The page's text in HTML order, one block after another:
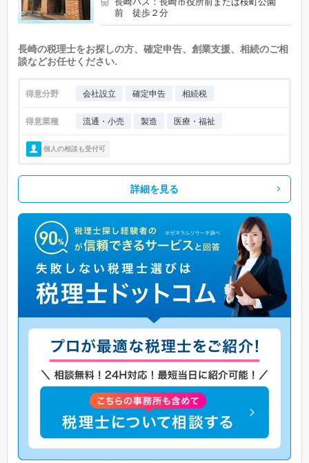
前 徒歩２分
長崎の税理士をお探しの方、確定申告、創業支援、相続のご相
談などお任せください.
得意分野 会社設立 確定申告 相続税
得意業種 流通・小売 製造 医療・福祉
個人の相談も受付可
詳細を見る